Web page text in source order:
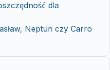
dla
Neptun czy Carro